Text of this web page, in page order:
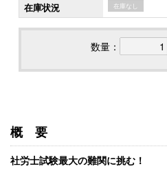
在庫状況
在庫なし
数量：
概要
社労士試験最大の難関に挑む！